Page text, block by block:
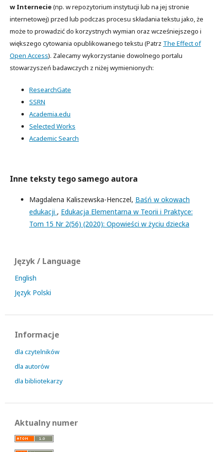
w Internecie(np. w repozytorium instytucji lub na jej stronie
internetowej) przed lub podczas procesu składania tekstu jako, że
może to prowadzić do korzystnych wymian oraz wcześniejszego i
większego cytowania opublikowanego tekstu (Patrz The Effect of
Open Access). Zalecamy wykorzystanie dowolnego portalu
stowarzyszeń badawczych z niżej wymienionych:
ResearchGate
SSRN
Academia.edu
Selected Works
Academic Search
Inne teksty tego samego autora
Magdalena Kaliszewska-Henczel, Baśń w okowach
edukacji , Edukacja Elementarna w Teorii i Praktyce:
Tom 15 Nr 2(56) (2020): Opowieści w życiu dziecka
Język / Language
English
Język Polski
Informacje
dla czytelników
dla autorów
dla bibliotekarzy
Aktualny numer